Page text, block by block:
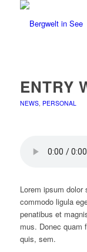
ENTRY
NEWS, PERSONAL
Lorem ipsum
commodo ligula
penatibus et
mus. Donec quam
quis, sem.